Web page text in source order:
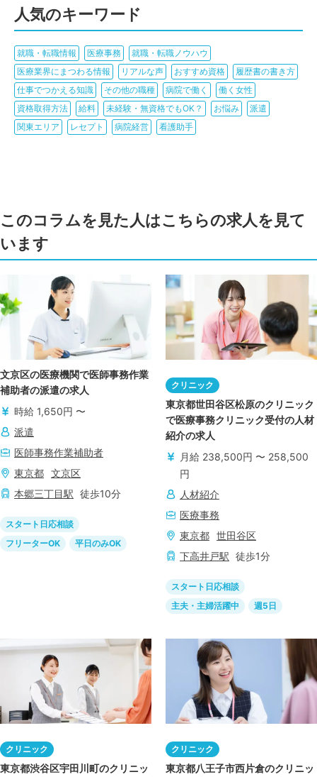
人気のキーワード
就職・転職情報 医療事務
就職・転職ノウハウ
医療業界にまつわる情報
リアルな声 おすすめ資格
履歴書の書き方
仕事でつかえる知識
その他の職種 病院で働く
働く女性
資格取得方法
給料 未経験・無資格でもOK？ お悩み
派遣
関東エリア
レセプト 病院経営 看護助手
このコラムを見た人はこちらの求人を見て
います
文京区の医療機関で医師事務作業
補助者の派遣の求人
時給 1,650円 〜
派遣
医師事務作業補助者
東京都 文京区
本郷三丁目駅 徒歩10分
スタート日応相談
フリーターOK
平日のみOK
クリニック
東京都世田谷区松原のクリニック
で医療事務クリニック受付の人材
紹介の求人
月給 238,500円 〜 258,500
円
人材紹介
医療事務
東京都 世田谷区
下高井戸駅 徒歩1分
スタート日応相談
主夫・主婦活躍中
週5日
クリニック
東京都渋谷区宇田川町のクリニッ
クリニック
東京都八王子市西片倉のクリニッ